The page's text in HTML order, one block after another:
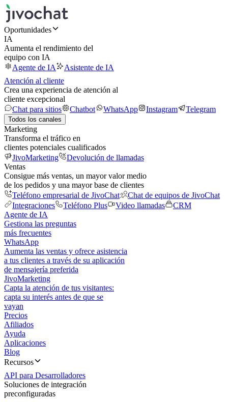
Oportunidades
IA
Aumenta el rendimiento del
equipo con IA
Agente de IA
Asistente de IA
Atención al cliente
Crea una experiencia de atención al
cliente excepcional
Chat para sitios
Chatbot WhatsApp Instagram Telegram
Todos los canales
Marketing
Transforma el tráfico en
clientes potenciales cualificados
JivoMarketing
Devolución de llamadas
Ventas
Consigue más ventas, un mayor valor medio
de los pedidos y una mayor base de clientes
Teléfono empresarial de JivoChat
Chat de equipos de JivoChat
Integraciones
Teléfono Plus Video llamadas
CRM
Agente de IA
Gestiona las preguntas
más frecuentes
WhatsApp
Aumenta las ventas y ofrece asistencia
a tus clientes a través de su aplicación
de mensajería preferida
JivoMarketing
Capta la atención de tus visitantes:
capta su interés antes de que se
vayan
Precios
Afiliados
Ayuda
Aplicaciones
Blog
Recursos
API para Desarrolladores
Soluciones de integración
preconfiguradas